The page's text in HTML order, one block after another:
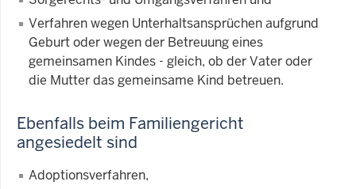
Verfahren wegen Unterhaltsansprüchen aufgrund
Geburt oder wegen der Betreuung eines
gemeinsamen Kindes - gleich, ob der Vater oder
die Mutter das gemeinsame Kind betreuen.
Ebenfalls beim Familiengericht
angesiedelt sind
Adoptionsverfahren,